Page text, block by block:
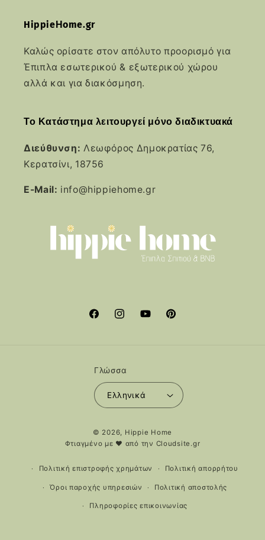
HippieΗome.gr
Καλώς ορίσατε στον απόλυτο προορισμό για
Έπιπλα εσωτερικού & εξωτερικού χώρου
αλλά και για διακόσμηση.
Το Κατάστημα λειτουργεί μόνο διαδικτυακά
Διεύθυνση: Λεωφόρος Δημοκρατίας 76,
Κερατσίνι, 18756
E-Mail: info@hippiehome.gr
FacebookInstagramYouTubePinterest
Γλώσσα
Ελληνικά
πληρωμής
© 2026, Hippie Home
Φτιαγμένο με ❤️ από την Cloudsite.gr
Πολιτική επιστροφής χρημάτων Πολιτική απορρήτου
Όροι παροχής υπηρεσιών Πολιτική αποστολής
Πληροφορίες επικοινωνίας